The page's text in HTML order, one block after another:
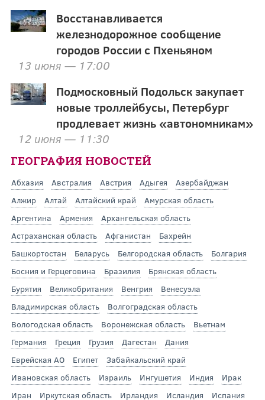
Восстанавливается
железнодорожное сообщение
городов России с Пхеньяном
13 июня — 17:00
Подмосковный Подольск закупает
новые троллейбусы, Петербург
продлевает жизнь «автономникам»
12 июня — 11:30
ГЕОГРАФИЯ НОВОСТЕЙ
Абхазия Австралия Австрия Адыгея
Азербайджан
Алжир
Алтай Алтайский край
Амурская область
Аргентина
Армения
Архангельская область
Астраханская область
Афганистан
Бахрейн
Башкортостан
Беларусь Белгородская область
Болгария
Босния и Герцеговина
Бразилия
Брянская область
Бурятия
Великобритания Венгрия
Венесуэла
Владимирская область
Волгоградская область
Вологодская область
Воронежская область
Вьетнам
Германия
Греция Грузия Дагестан
Дания
Еврейская АО
Египет
Забайкальский край
Ивановская область
Израиль Ингушетия Индия
Ирак
Иран
Иркутская область Ирландия Исландия Испания